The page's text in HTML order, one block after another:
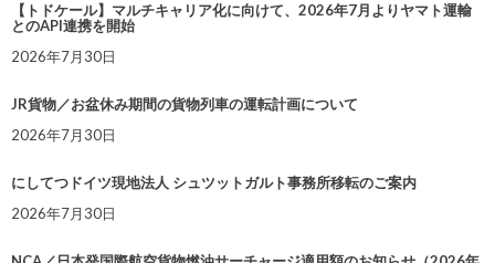
【トドケール】マルチキャリア化に向けて、2026年7月よりヤマト運輸
とのAPI連携を開始
2026年7月30日
JR貨物／お盆休み期間の貨物列車の運転計画について
2026年7月30日
にしてつドイツ現地法人 シュツットガルト事務所移転のご案内
2026年7月30日